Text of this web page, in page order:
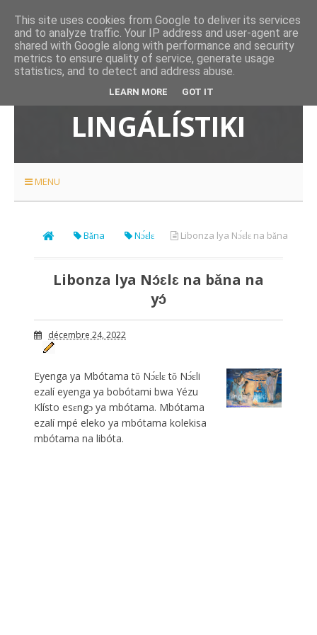
ETÉYELO
LINGÁLÍSTIKI
MENU
Bǎna Nɔ́ɛlɛ Libonza lya Nɔ́ɛlɛ na bǎna
Libonza lya Nɔ́ɛlɛ na bǎna na
yɔ́
décembre 24, 2022
Eyenga ya Mbótama tǒ Nɔ́ɛlɛ tǒ Nɔ́ɛli
ezalí eyenga ya bobótami bwa Yézu
Klísto esɛngɔ ya mbótama. Mbótama
ezalí mpé eleko ya mbótama kolekisa
mbótama na libóta.
This site uses cookies from Google to deliver its services
and to analyze traffic. Your IP address and user-agent are
shared with Google along with performance and security
metrics to ensure quality of service, generate usage
statistics, and to detect and address abuse.
LEARN MORE GOT IT